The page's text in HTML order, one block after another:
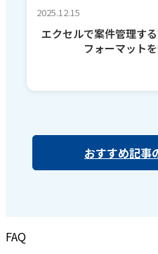
2025.12.15
エクセルで案件管理す
フォーマット
おすすめ記事
FAQ